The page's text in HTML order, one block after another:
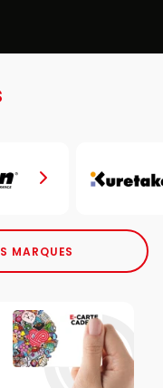
MARQUES